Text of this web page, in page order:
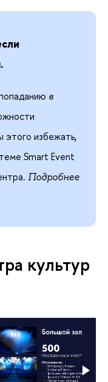
в
этого избежать,
Smart Event
Подробнее
культур